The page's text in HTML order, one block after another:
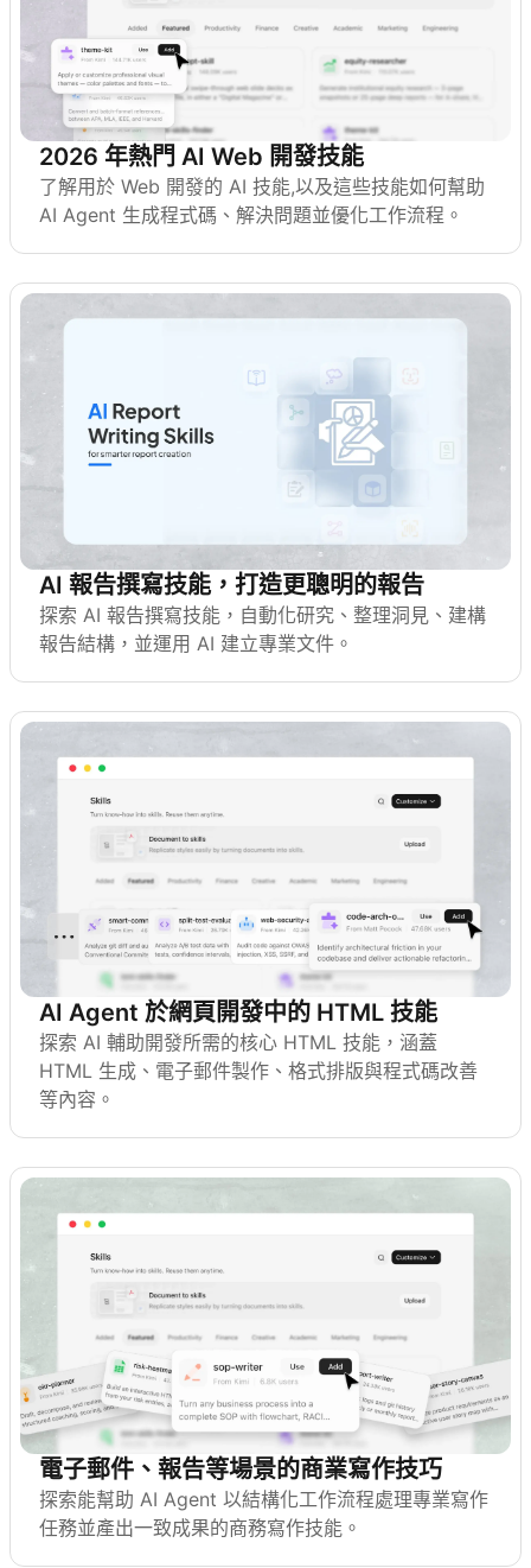
2026 年熱門 AI Web 開發技能
了解用於 Web 開發的 AI 技能,以及這些技能如何幫助
AI Agent 生成程式碼、解決問題並優化工作流程。
AI 報告撰寫技能，打造更聰明的報告
探索 AI 報告撰寫技能，自動化研究、整理洞見、建構
報告結構，並運用 AI 建立專業文件。
AI Agent 於網頁開發中的 HTML 技能
探索 AI 輔助開發所需的核心 HTML 技能，涵蓋
HTML 生成、電子郵件製作、格式排版與程式碼改善
等內容。
電子郵件、報告等場景的商業寫作技巧
探索能幫助 AI Agent 以結構化工作流程處理專業寫作
任務並產出一致成果的商務寫作技能。